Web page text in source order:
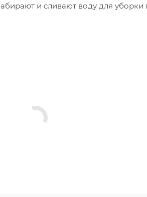
и сливают воду для